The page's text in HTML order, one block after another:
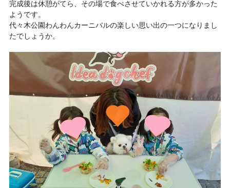
完成後は休憩がてら、その場で食べさせていかれる方が多かった
ようです。
代々木公園わんわんカーニバルの楽しい思い出の一つになりまし
たでしょうか。